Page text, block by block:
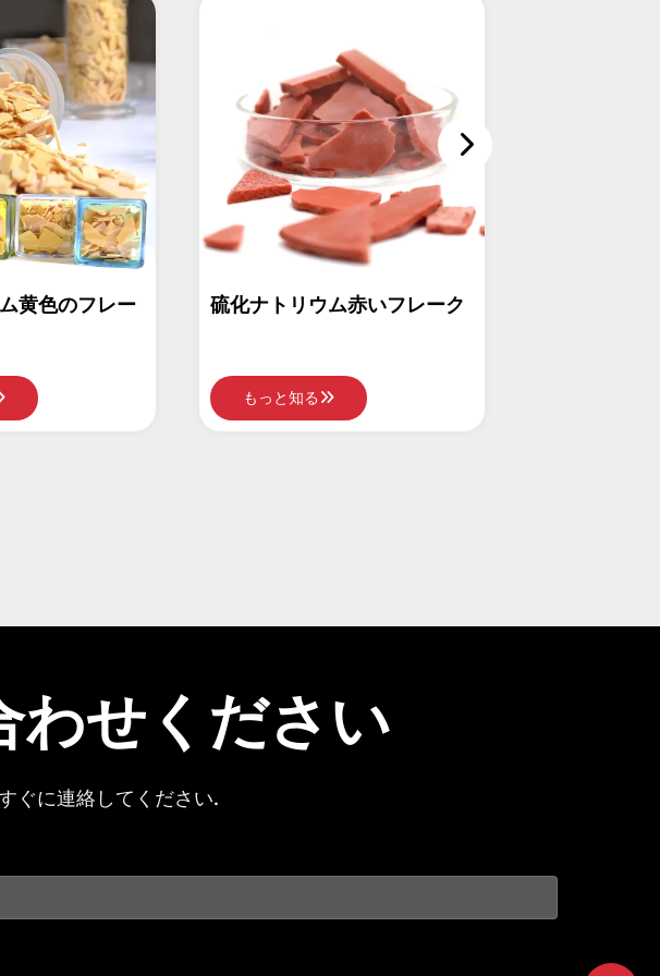
ム赤いフレーク 硫酸ナトリウム液体
もっと知る
わせください
ぐに連絡してください.